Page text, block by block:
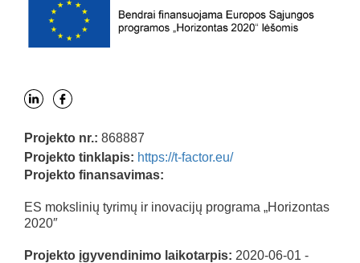
Projekto nr.: 868887
Projekto tinklapis: https://t-factor.eu/
Projekto finansavimas:
ES mokslinių tyrimų ir inovacijų programa „Horizontas
2020″
Projekto įgyvendinimo laikotarpis: 2020-06-01 -